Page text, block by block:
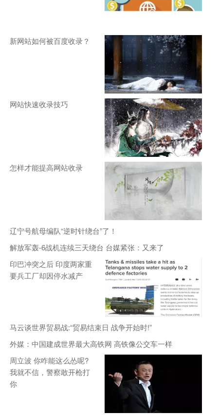
新网站如何被百度收录？
网站快速收录技巧
怎样才能提高网站收录
辽宁号航母编队“逆时针绕台”了！
解放军轰-6战机连续三天绕台 台媒紧张：又来了
印巴冲突之后 印度两家重
要兵工厂却因停水减产
马云谈世界贸易战:“贸易结束日 战争开始时!”
外媒：中国建成世界最大高铁网 高铁像公交车一样
周立波 你咋能这么怂呢?
我就不信，警察敢开枪打
你